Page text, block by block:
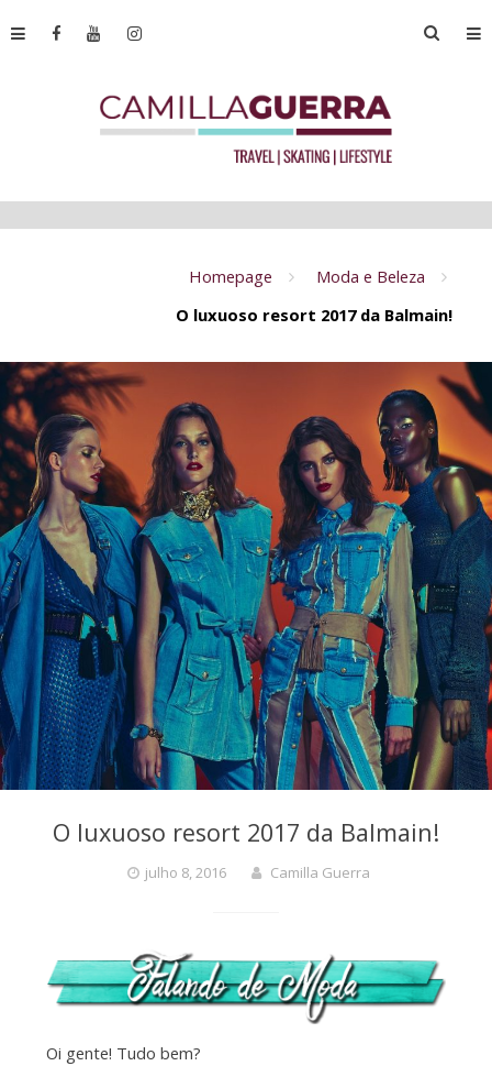
Homepage
Moda e Beleza
O luxuoso resort 2017 da Balmain!
O luxuoso resort 2017 da Balmain!
julho 8, 2016 Camilla Guerra
Oi gente! Tudo bem?